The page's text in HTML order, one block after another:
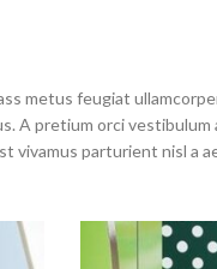
metus feugiat
pretium orci
parturient nisl a